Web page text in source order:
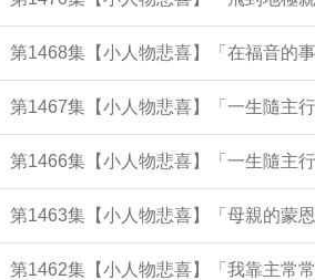
第1468集【小人物悲喜】「在福音的
第1467集【小人物悲喜】「一生隨主
第1466集【小人物悲喜】「一生隨主
第1463集【小人物悲喜】「母親的蒙
第1462集【小人物悲喜】「我靠主常